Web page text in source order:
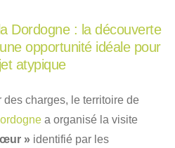
Dordogne : la découverte
opportunité idéale pour
atypique​
charges, le territoire de
a organisé la visite
» identifié par les